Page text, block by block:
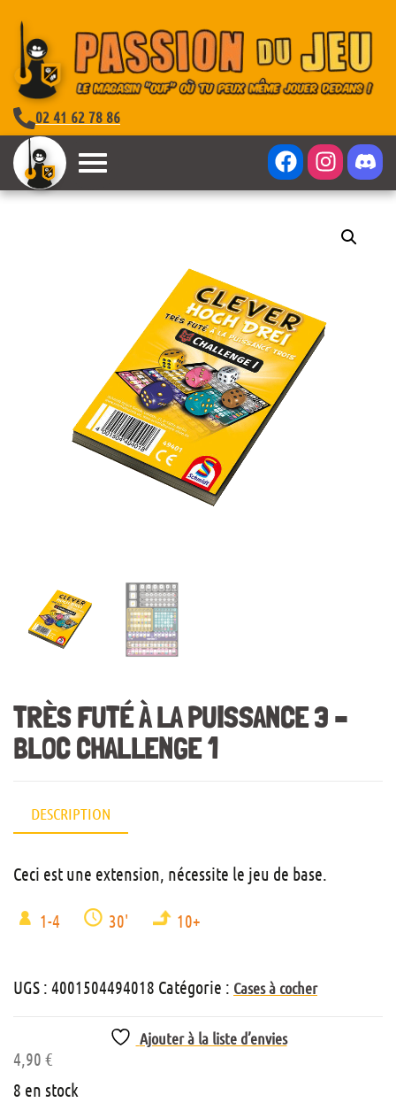
02 41 62 78 86
TRÈS FUTÉ À LA PUISSANCE 3 –
BLOC CHALLENGE 1
DESCRIPTION
Ceci est une extension, nécessite le jeu de base.
1-4 30' 10+
UGS : 4001504494018 Catégorie : Cases à cocher
Ajouter à la liste d’envies
4,90 €
8 en stock